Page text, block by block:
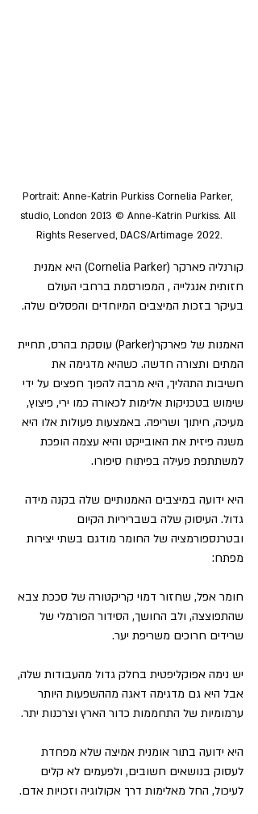
Portrait: Anne-Katrin Purkiss Cornelia Parker,
studio, London 2013 © Anne-Katrin Purkiss. All
Rights Reserved, DACS/Artimage 2022.
קורנליה פארקר (Cornelia Parker) היא אמנית
חזותית אנגלייה , המפורסמת ברחבי העולם
בעיקר בזכות המיצבים המיוחדים והפסלים שלה.
האמנות של פארקר(Parker) עוסקת בהרס, תחיית
המתים ותצורה חדשה. כשהיא מדגימה את
חשיבות התהליך, היא מרבה להפוך חפצים על ידי
שימוש בטכניקות אלימות לכאורה כמו ירי, פיצוץ,
מעיכה, חיתוך ושריפה. באמצעות פעולות אלו היא
משנה פיזית את האובייקט והיא עצמה הופכת
למשתתפת פעילה בפיתוח סיפורו.
היא ידועה במיצבים האמנותיים שלה בקנה מידה
גדול. העיסוק שלה בשבריריות הקיום
ובטרנספורמציה של החומר מודגם בשתי יצירות
מפתח:
חומר אפל, שחזור דמוי קריקטורה של סככת צבא
שהתפוצצה, ולב החושך, הסידור הפורמלי של
שרידים חרוכים משריפת יער.
יש נימה אפוקליפטית בחלק גדול מהעבודות שלה,
אבל היא גם מדגימה דאגה מההשפעות היותר
ערמומיות של התחממות כדור הארץ וצרכנות יתר.
היא ידועה בתור אומנית אמיצה שלא מפחדת
לעסוק בנושאים חשובים, ולפעמים לא קלים
לעיכול, החל מאלימות דרך אקולוגיה וזכויות אדם.